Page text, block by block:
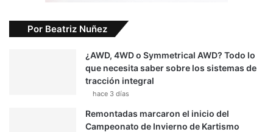
Por Beatriz Nuñez
¿AWD, 4WD o Symmetrical AWD? Todo lo
que necesita saber sobre los sistemas de
tracción integral
hace 3 días
Remontadas marcaron el inicio del
Campeonato de Invierno de Kartismo